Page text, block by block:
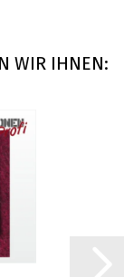
WIR IHNEN: